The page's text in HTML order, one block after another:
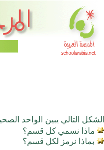
الشكل التالي يبين الواحد
ماذا نسمي كل قسم؟
بماذا نرمز لكل قسم؟